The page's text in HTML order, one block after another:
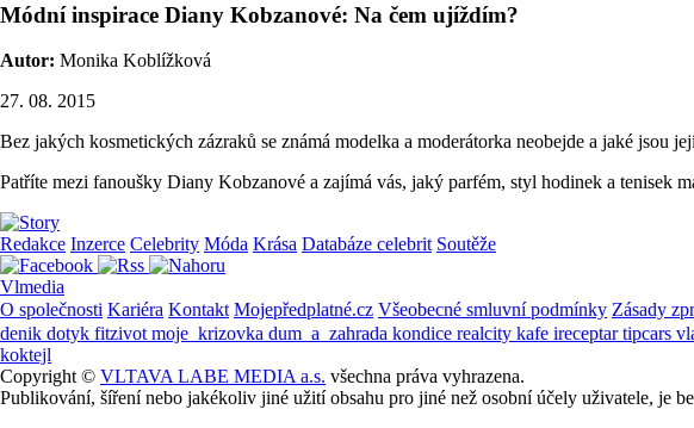
Módní inspirace Diany Kobzanové: Na čem ujíždím?
Autor: Monika Koblížková
27. 08. 2015
Bez jakých kosmetických zázraků se známá modelka a moderátorka neobejde a jaké jsou
Patříte mezi fanoušky Diany Kobzanové a zajímá vás, jaký parfém, styl hodinek a tenisek
Redakce Inzerce Celebrity Móda Krása Databáze celebrit Soutěže
Vlmedia
O společnosti Kariéra Kontakt Mojepředplatné.cz Všeobecné smluvní podmínky Zásady
denik dotyk fitzivot moje_krizovka dum_a_zahrada kondice realcity kafe ireceptartipcars
koktejl
Copyright © VLTAVA LABE MEDIA a.s. všechna práva vyhrazena.
Publikování, šíření nebo jakékoliv jiné užití obsahu pro jiné než osobní účely uživatele, je